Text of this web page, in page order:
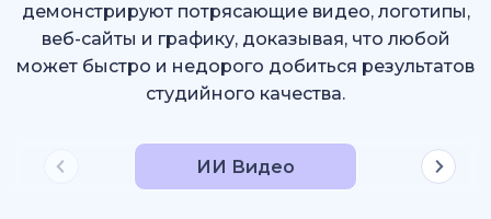
демонстрируют потрясающие видео, логотипы,
веб-сайты и графику, доказывая, что любой
может быстро и недорого добиться результатов
студийного качества.
ИИ Видео